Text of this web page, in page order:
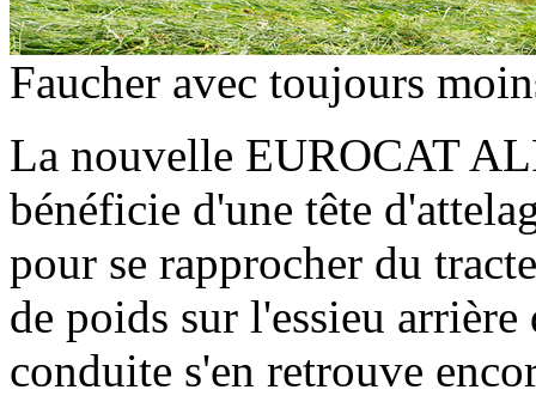
Faucher avec toujours
La nouvelle EUROCAT
bénéficie d'une tête
pour se rapprocher du
de poids sur l'essieu
conduite s'en retrouve